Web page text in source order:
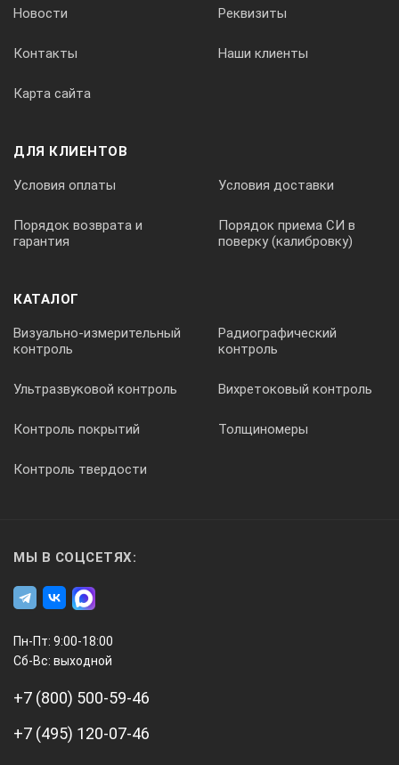
Новости Реквизиты
Контакты Наши клиенты
Карта сайта
ДЛЯ КЛИЕНТОВ
Условия оплаты Условия доставки
Порядок возврата и
гарантия
Порядок приема СИ в
поверку (калибровку)
КАТАЛОГ
Визуально-измерительный
контроль
Радиографический
контроль
Ультразвуковой контроль Вихретоковый контроль
Контроль покрытий Толщиномеры
Контроль твердости
МЫ В СОЦСЕТЯХ:
Пн-Пт: 9:00-18:00
Сб-Вс: выходной
+7 (800) 500-59-46
+7 (495) 120-07-46